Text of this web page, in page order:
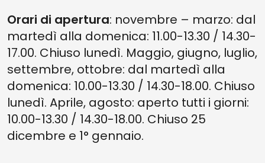
Orari di apertura: novembre – marzo: dal
martedì alla domenica: 11.00-13.30 / 14.30-
17.00. Chiuso lunedì. Maggio, giugno, luglio,
settembre, ottobre: dal martedì alla
domenica: 10.00-13.30 / 14.30-18.00. Chiuso
lunedì. Aprile, agosto: aperto tutti i giorni:
10.00-13.30 / 14.30-18.00. Chiuso 25
dicembre e 1° gennaio.